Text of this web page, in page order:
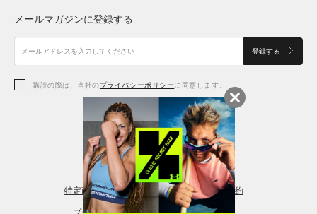
アクセサリー
アクセサリー
シューズ
アクセサリー
レギンス＆タイツ
シューズ
メールマガジンに登録する
登録する
購読の際は、当社のプライバシーポリシーに同意します。
特定商取引法に基づく通販の表記 会員規約